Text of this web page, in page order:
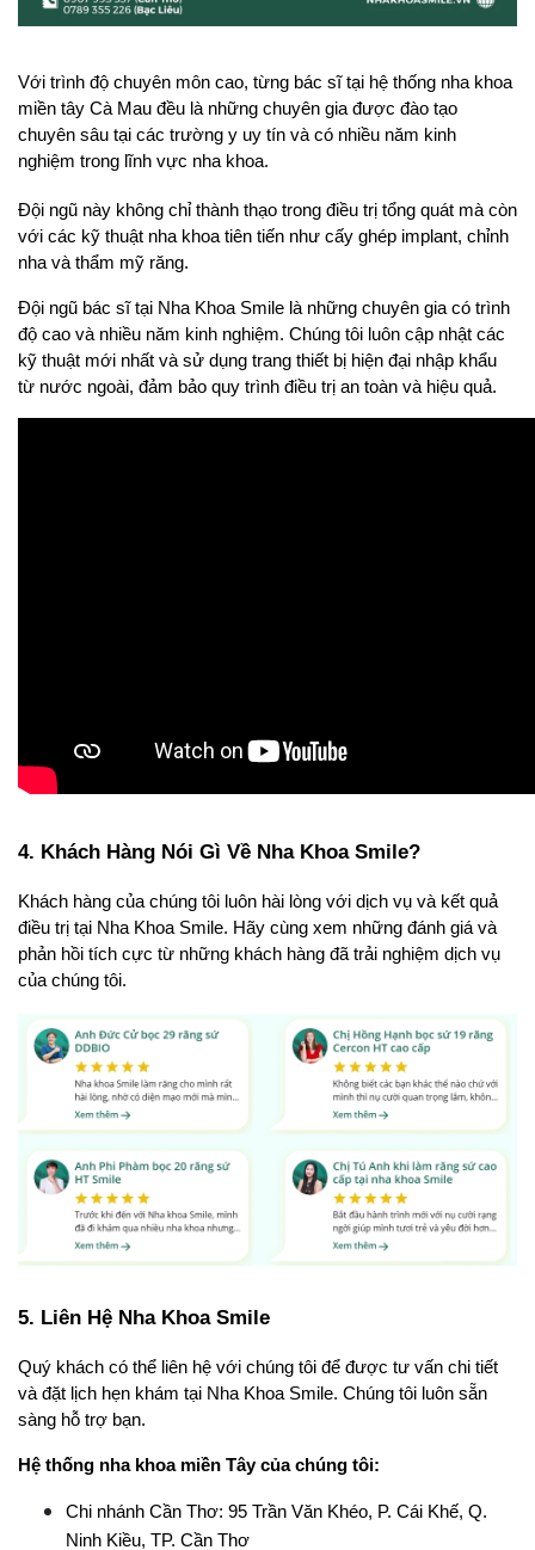
Với trình độ chuyên môn cao, từng bác sĩ tại hệ thống nha khoa
miền tây Cà Mau đều là những chuyên gia được đào tạo
chuyên sâu tại các trường y uy tín và có nhiều năm kinh
nghiệm trong lĩnh vực nha khoa.
Đội ngũ này không chỉ thành thạo trong điều trị tổng quát mà còn
với các kỹ thuật nha khoa tiên tiến như cấy ghép implant, chỉnh
nha và thẩm mỹ răng.
Đội ngũ bác sĩ tại Nha Khoa Smile là những chuyên gia có trình
độ cao và nhiều năm kinh nghiệm. Chúng tôi luôn cập nhật các
kỹ thuật mới nhất và sử dụng trang thiết bị hiện đại nhập khẩu
từ nước ngoài, đảm bảo quy trình điều trị an toàn và hiệu quả.
4. Khách Hàng Nói Gì Về Nha Khoa Smile?
Khách hàng của chúng tôi luôn hài lòng với dịch vụ và kết quả
điều trị tại Nha Khoa Smile. Hãy cùng xem những đánh giá và
phản hồi tích cực từ những khách hàng đã trải nghiệm dịch vụ
của chúng tôi.
5. Liên Hệ Nha Khoa Smile
Quý khách có thể liên hệ với chúng tôi để được tư vấn chi tiết
và đặt lịch hẹn khám tại Nha Khoa Smile. Chúng tôi luôn sẵn
sàng hỗ trợ bạn.
Hệ thống nha khoa miền Tây của chúng tôi:
Chi nhánh Cần Thơ: 95 Trần Văn Khéo, P. Cái Khế, Q.
Ninh Kiều, TP. Cần Thơ